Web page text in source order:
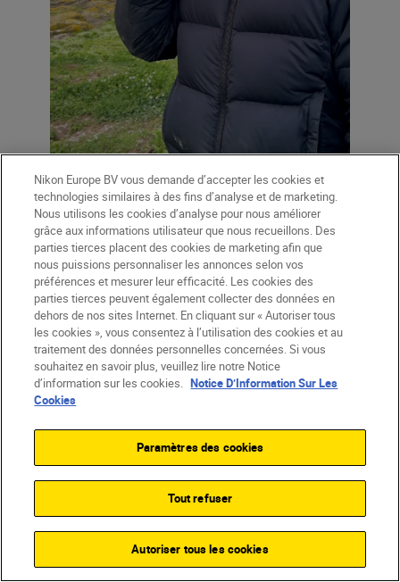
Nikon Europe BV vous demande d’accepter les cookies et
technologies similaires à des fins d’analyse et de marketing.
Nous utilisons les cookies d’analyse pour nous améliorer
grâce aux informations utilisateur que nous recueillons. Des
parties tierces placent des cookies de marketing afin que
nous puissions personnaliser les annonces selon vos
préférences et mesurer leur efficacité. Les cookies des
parties tierces peuvent également collecter des données en
dehors de nos sites Internet. En cliquant sur « Autoriser tous
les cookies », vous consentez à l’utilisation des cookies et au
traitement des données personnelles concernées. Si vous
souhaitez en savoir plus, veuillez lire notre Notice
d’information sur les cookies. Notice D’Information Sur Les
Cookies
Paramètres des cookies
Tout refuser
Autoriser tous les cookies